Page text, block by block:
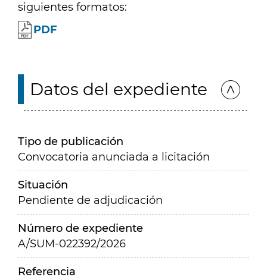
siguientes formatos:
PDF
Datos del expediente
Tipo de publicación
Convocatoria anunciada a licitación
Situación
Pendiente de adjudicación
Número de expediente
A/SUM-022392/2026
Referencia